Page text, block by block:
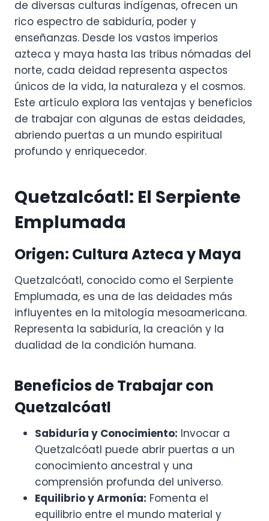
de diversas culturas indígenas, ofrecen un
rico espectro de sabiduría, poder y
enseñanzas. Desde los vastos imperios
azteca y maya hasta las tribus nómadas del
norte, cada deidad representa aspectos
únicos de la vida, la naturaleza y el cosmos.
Este artículo explora las ventajas y beneficios
de trabajar con algunas de estas deidades,
abriendo puertas a un mundo espiritual
profundo y enriquecedor.
Quetzalcóatl: El Serpiente
Emplumada
Origen: Cultura Azteca y Maya
Quetzalcóatl, conocido como el Serpiente
Emplumada, es una de las deidades más
influyentes en la mitología mesoamericana.
Representa la sabiduría, la creación y la
dualidad de la condición humana.
Beneficios de Trabajar con
Quetzalcóatl
Sabiduría y Conocimiento: Invocar a
Quetzalcóatl puede abrir puertas a un
conocimiento ancestral y una
comprensión profunda del universo.
Equilibrio y Armonía: Fomenta el
equilibrio entre el mundo material y